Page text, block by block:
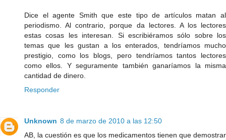
Dice el agente Smith que este tipo de artículos matan al
periodismo. Al contrario, porque da lectores. A los lectores
estas cosas les interesan. Si escribiéramos sólo sobre los
temas que les gustan a los enterados, tendríamos mucho
prestigio, como los blogs, pero tendríamos tantos lectores
como ellos. Y seguramente también ganaríamos la misma
cantidad de dinero.
Responder
Unknown 8 de marzo de 2010 a las 12:50
AB, la cuestión es que los medicamentos tienen que demostrar